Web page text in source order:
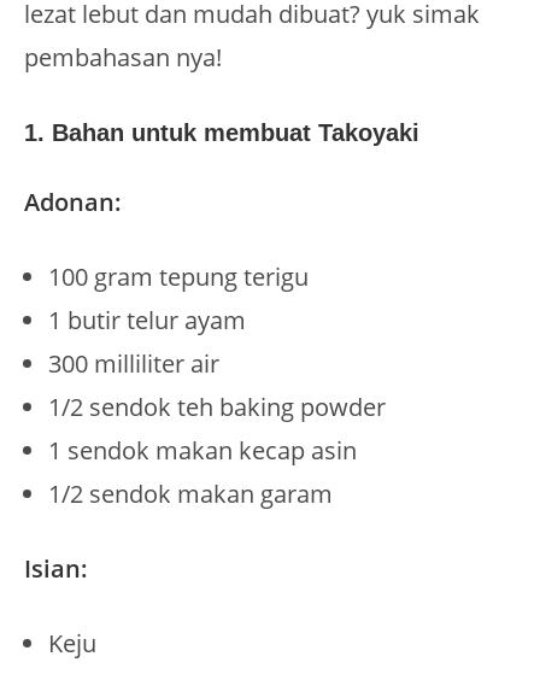
lezat lebut dan mudah dibuat? yuk simak
pembahasan nya!
1. Bahan untuk membuat Takoyaki
Adonan:
100 gram tepung terigu
1 butir telur ayam
300 milliliter air
1/2 sendok teh baking powder
1 sendok makan kecap asin
1/2 sendok makan garam
Isian:
Keju